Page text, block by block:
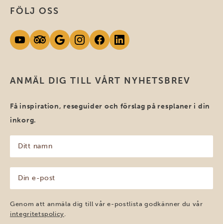
ANMÄL DIG TILL VÅRT NYHETSBREV
Få inspiration, reseguider och förslag på resplaner i din
inkorg.
namn
(Obligatoriskt)
post
(Obligatoriskt)
Genom att anmäla dig till vår e-postlista godkänner du vår
integritetspolicy
FÖLJ OSS